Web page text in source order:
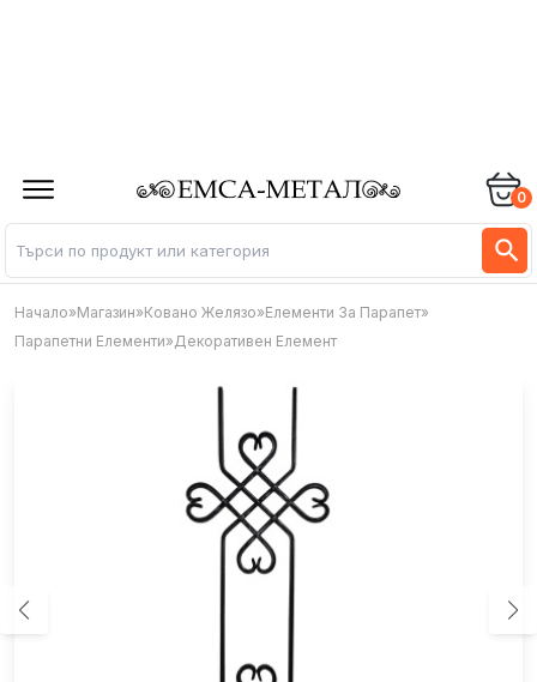
0
Начало»Магазин»Ковано Желязо»Елементи За Парапет»
Парапетни Елементи»Декоративен Елемент